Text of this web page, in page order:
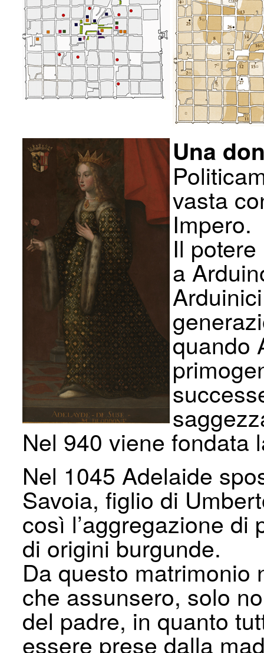
Una
vasta
Impero.
Il
a
quando
Nel 940 viene fondata
Nel 1045 Adelaide
Savoia, figlio di
così l’aggregazione di
di origini burgunde.
Da questo matrimonio
che assunsero, solo
del padre, in quanto
essere prese dalla